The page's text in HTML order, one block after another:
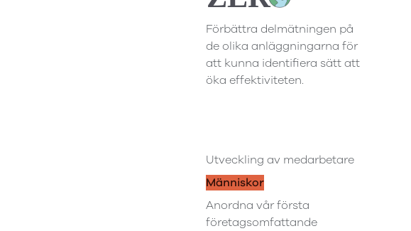
Förbättra delmätningen på
de olika anläggningarna för
att kunna identifiera sätt att
öka effektiviteten.
Utveckling av medarbetare
Människor
Anordna vår första
företagsomfattande